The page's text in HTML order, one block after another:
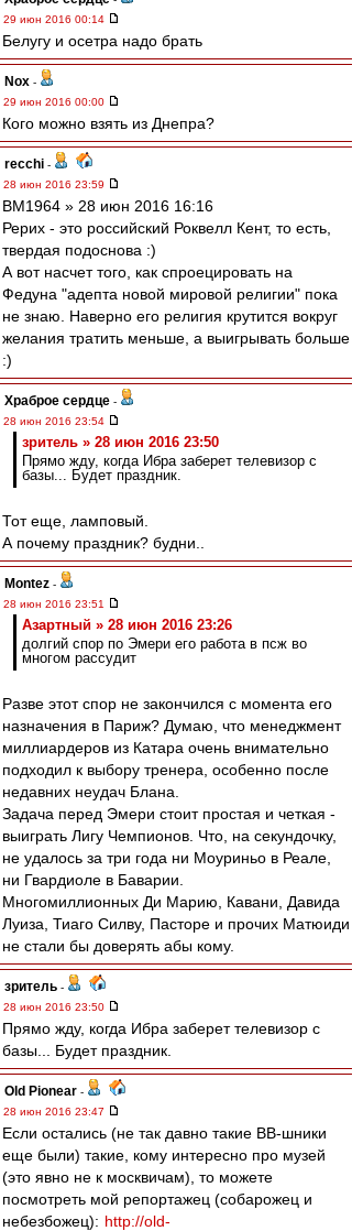
29 июн 2016 00:14
Белугу и осетра надо брать
Nox -
29 июн 2016 00:00
Кого можно взять из Днепра?
recchi -
28 июн 2016 23:59
BM1964 » 28 июн 2016 16:16
Рерих - это российский Роквелл Кент, то есть,
твердая подоснова :)
А вот насчет того, как спроецировать на
Федуна "адепта новой мировой религии" пока
не знаю. Наверно его религия крутится вокруг
желания тратить меньше, а выигрывать больше
:)
Храброе сердце -
28 июн 2016 23:54
зpитель » 28 июн 2016 23:50
Прямо жду, когда Ибра заберет телевизор с
базы... Будет праздник.
Тот еще, ламповый.
А почему праздник? будни..
Montez -
28 июн 2016 23:51
Азартный » 28 июн 2016 23:26
долгий спор по Эмери его работа в псж во
многом рассудит
Разве этот спор не закончился с момента его
назначения в Париж? Думаю, что менеджмент
миллиардеров из Катара очень внимательно
подходил к выбору тренера, особенно после
недавних неудач Блана.
Задача перед Эмери стоит простая и четкая -
выиграть Лигу Чемпионов. Что, на секундочку,
не удалось за три года ни Моуриньо в Реале,
ни Гвардиоле в Баварии.
Многомиллионных Ди Марию, Кавани, Давида
Луиза, Тиаго Силву, Пасторе и прочих Матюиди
не стали бы доверять абы кому.
зpитель -
28 июн 2016 23:50
Прямо жду, когда Ибра заберет телевизор с
базы... Будет праздник.
Old Pionear -
28 июн 2016 23:47
Если остались (не так давно такие ВВ-шники
еще были) такие, кому интересно про музей
(это явно не к москвичам), то можете
посмотреть мой репортажец (собарожец и
небезбожец): http://old-